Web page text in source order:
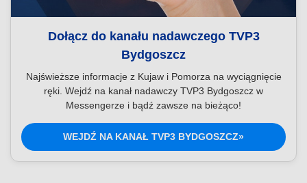
Dołącz do kanału nadawczego TVP3
Bydgoszcz
Najświeższe informacje z Kujaw i Pomorza na wyciągnięcie
ręki. Wejdź na kanał nadawczy TVP3 Bydgoszcz w
Messengerze i bądź zawsze na bieżąco!
WEJDŹ NA KANAŁ TVP3 BYDGOSZCZ»